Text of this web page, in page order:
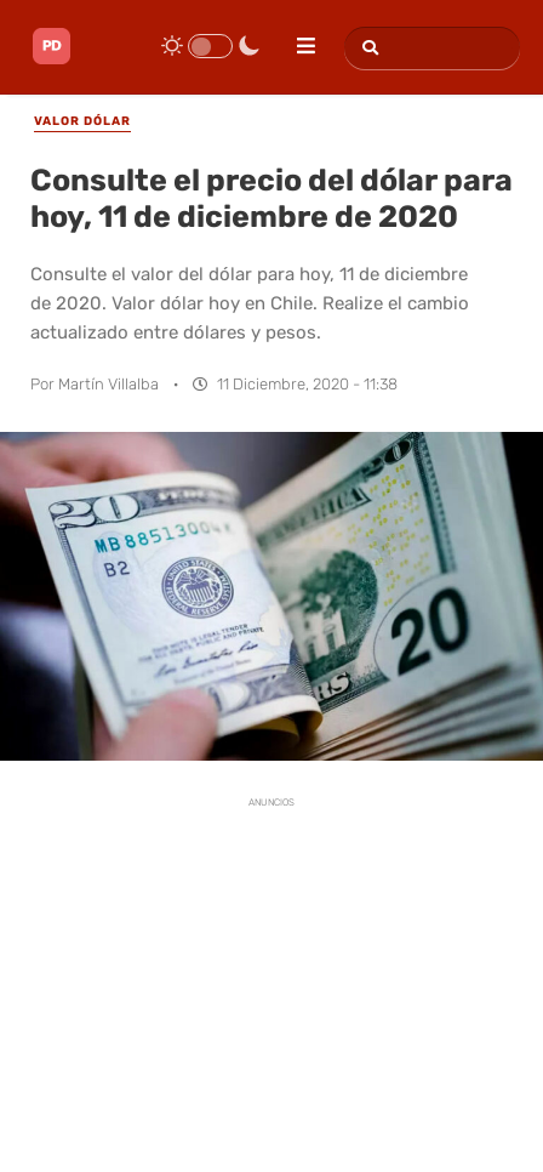
VALOR DÓLAR
Consulte el precio del dólar para
hoy, 11 de diciembre de 2020
Consulte el valor del dólar para hoy, 11 de diciembre
de 2020. Valor dólar hoy en Chile. Realize el cambio
actualizado entre dólares y pesos.
Por Martín Villalba · 11 Diciembre, 2020 - 11:38
ANUNCIOS